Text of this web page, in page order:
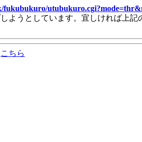
fukubukuro/
ようとしています。宜しければ上
こちら